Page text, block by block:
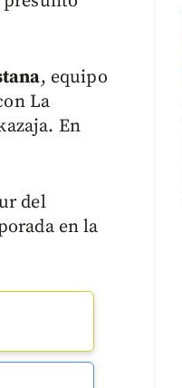
, equipo
La
En
del
en la